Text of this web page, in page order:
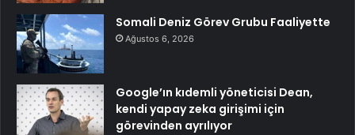
Somali Deniz Görev Grubu Faaliyette
Ağustos 6, 2026
Google’ın kıdemli yöneticisi Dean,
kendi yapay zeka girişimi için
görevinden ayrılıyor